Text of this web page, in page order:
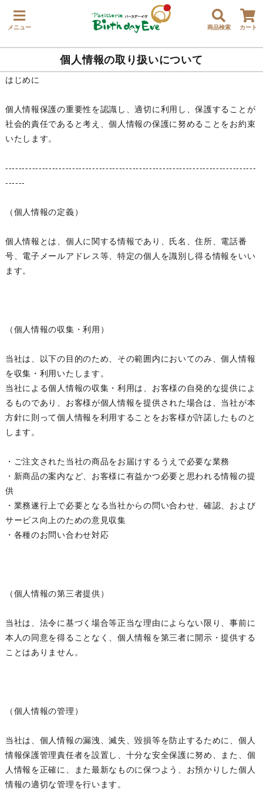
メニュー 商品検索 カート
個人情報の取り扱いについて
はじめに
個人情報保護の重要性を認識し、適切に利用し、保護することが
社会的責任であると考え、個人情報の保護に努めることをお約束
いたします。
---------------------------------------------------------------------------
------
（個人情報の定義）
個人情報とは、個人に関する情報であり、氏名、住所、電話番
号、電子メールアドレス等、特定の個人を識別し得る情報をいい
ます。
（個人情報の収集・利用）
当社は、以下の目的のため、その範囲内においてのみ、個人情報
を収集・利用いたします。
当社による個人情報の収集・利用は、お客様の自発的な提供によ
るものであり、お客様が個人情報を提供された場合は、当社が本
方針に則って個人情報を利用することをお客様が許諾したものと
します。
・ご注文された当社の商品をお届けするうえで必要な業務
・新商品の案内など、お客様に有益かつ必要と思われる情報の提
供
・業務遂行上で必要となる当社からの問い合わせ、確認、および
サービス向上のための意見収集
・各種のお問い合わせ対応
（個人情報の第三者提供）
当社は、法令に基づく場合等正当な理由によらない限り、事前に
本人の同意を得ることなく、個人情報を第三者に開示・提供する
ことはありません。
（個人情報の管理）
当社は、個人情報の漏洩、滅失、毀損等を防止するために、個人
情報保護管理責任者を設置し、十分な安全保護に努め、また、個
人情報を正確に、また最新なものに保つよう、お預かりした個人
情報の適切な管理を行います。